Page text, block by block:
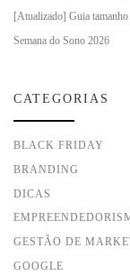
[Atualizado] Guia
Semana do Sono 2026
CATEGORIAS
BLACK FRIDAY
BRANDING
DICAS
GESTÃO DE
GOOGLE